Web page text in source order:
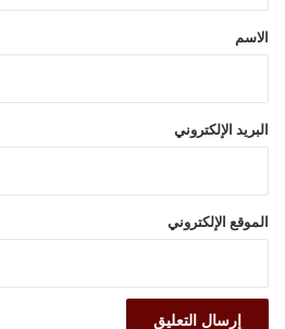
*الاسم
البريد الإلكتروني
الموقع الإلكتروني